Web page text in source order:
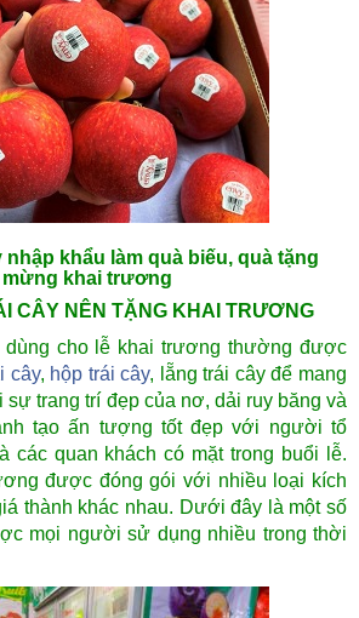
nhập khẩu làm quà biếu, quà tặng
mừng khai trương
CÂY NÊN TẶNG KHAI TRƯƠNG
dùng cho lễ khai trương thường được
cây, hộp trái cây, lẵng trái cây để mang
trang trí đẹp của nơ, dải ruy băng và
tạo ấn tượng tốt đẹp với người tổ
các quan khách có mặt trong buổi lễ.
được đóng gói với nhiều loại kích
thành khác nhau. Dưới đây là một số
mọi người sử dụng nhiều trong thời